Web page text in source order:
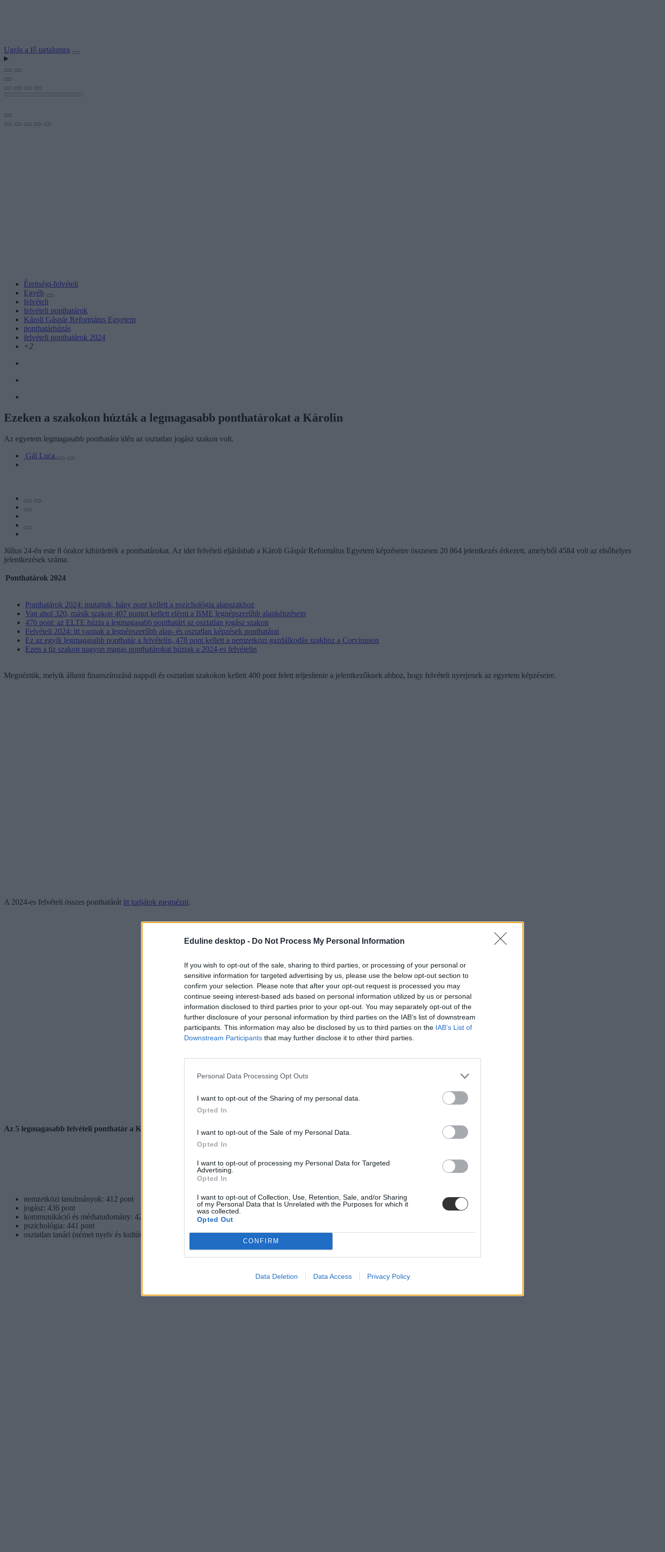
Eduline desktop - Do Not Process My Personal Information
If you wish to opt-out of the sale, sharing to third parties, or processing of your personal or
sensitive information for targeted advertising by us, please use the below opt-out section to
confirm your selection. Please note that after your opt-out request is processed you may
continue seeing interest-based ads based on personal information utilized by us or personal
information disclosed to third parties prior to your opt-out. You may separately opt-out of the
further disclosure of your personal information by third parties on the IAB’s list of downstream
participants. This information may also be disclosed by us to third parties on the IAB’s List of
Downstream Participants that may further disclose it to other third parties.
Personal Data Processing Opt Outs
I want to opt-out of the Sharing of my personal data.
Opted In
I want to opt-out of the Sale of my Personal Data.
Opted In
I want to opt-out of processing my Personal Data for Targeted
Advertising.
Opted In
I want to opt-out of Collection, Use, Retention, Sale, and/or Sharing
of my Personal Data that Is Unrelated with the Purposes for which it
was collected.
Opted Out
CONFIRM
Data Deletion Data Access Privacy Policy
Ugrás a fő tartalomra
Érettségi-felvételi
Egyéb
felvételi
felvételi ponthatárok
Károli Gáspár Református Egyetem
ponthatárhúzás
felvételi ponthatárok 2024
+2
Ezeken a szakokon húzták a legmagasabb ponthatárokat a Károlin
Az egyetem legmagasabb ponthatára idén az osztatlan jogász szakon volt.
Gál Luca
Július 24-én este 8 órakor kihirdették a ponthatárokat. Az idei felvételi eljárásbab a Károli Gáspár Református Egyetem képzéseire összesen 20 864 jelentkezés érkezett, amelyből 4584 volt az elsőhelyes
jelentkezések száma.
Ponthatárok 2024
Ponthatárok 2024: mutatjuk, hány pont kellett a pszichológia alapszakhoz
Van ahol 320, másik szakon 407 pontot kellett elérni a BME legnépszerűbb alapképzésein
476 pont: az ELTE húzta a legmagasabb ponthatárt az osztatlan jogász szakon
Felvételi 2024: itt vannak a legnépszerűbb alap- és osztatlan képzések ponthatárai
Ez az egyik legmagasabb ponthatár a felvételin, 478 pont kellett a nemzetközi gazdálkodás szakhoz a Corvinuson
Ezen a tíz szakon nagyon magas ponthatárokat húztak a 2024-es felvételin
Megnéztük, melyik állami finanszírozású nappali és osztatlan szakokon kellett 400 pont felett teljesítenie a jelentkezőknek ahhoz, hogy felvételt nyerjenek az egyetem képzéseire.
A 2024-es felvételi összes ponthatárát itt tudjátok megnézni.
Az 5 legmagasabb felvételi ponthatár a Károli Egyetemen:
nemzetközi tanulmányok: 412 pont
jogász: 436 pont
kommunikáció és médiatudomány: 420 pont
pszichológia: 441 pont
osztatlan tanári (német nyelv és kultúra tanára; történelemtanár): 407 pont